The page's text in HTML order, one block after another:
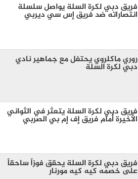
فريق دبي لكرة السلة يواصل سلسلة
انتصاراته ضد فريق إس سي ديربي
روري ماكلروي يحتفل مع جماهير نادي
دبي لكرة السلة
فريق دبي لكرة السلة يتعثر في الثواني
الأخيرة أمام فريق إف إم بي الصربي
فريق دبي لكرة السلة يحقق فوزاً ساحقاً
على خصمه كيه كيه مورنار